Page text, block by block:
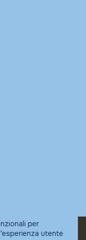
per
utente